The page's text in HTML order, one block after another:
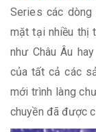
Series các
mặt tại nhiều thị
như Châu Âu
của tất cả các
mới trình làng
chuyền đã được